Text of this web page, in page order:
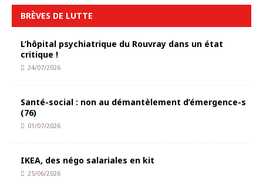
BRÈVES DE LUTTE
L’hôpital psychiatrique du Rouvray dans un état
critique !
24/07/2026
Santé-social : non au démantèlement d’émergence-s
(76)
01/07/2026
IKEA, des négo salariales en kit
25/06/2026